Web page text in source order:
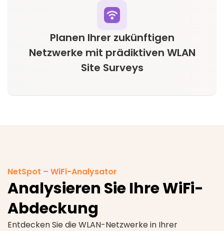
Planen Ihrer zukünftigen
Netzwerke mit prädiktiven WLAN
Site Surveys
NetSpot – WiFi-Analysator
Analysieren Sie Ihre WiFi-
Abdeckung
Entdecken Sie die WLAN-Netzwerke in Ihrer